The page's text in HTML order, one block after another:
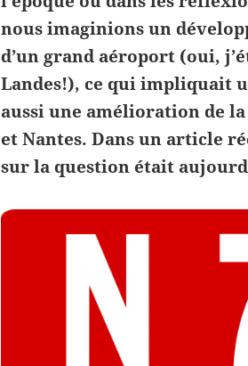
nous imaginions un
d’un grand aéroport (oui,
Landes!), ce qui impliquait
aussi une amélioration de
et Nantes. Dans un article
sur la question était